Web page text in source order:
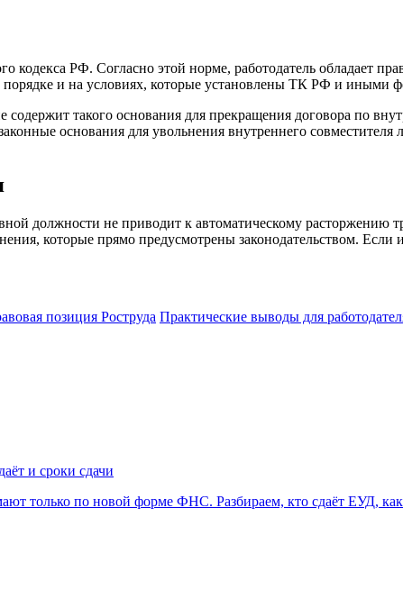
кодекса РФ. Согласно этой норме, работодатель обладает
и на условиях, которые установлены ТК РФ и иными
такого основания для прекращения договора по
основания для увольнения внутреннего
должности не приводит к автоматическому расторжению
которые прямо предусмотрены законодательством.
позиция Роструда Практические выводы для
и сроки сдачи
только по новой форме ФНС. Разбираем, кто сдаёт ЕУД,